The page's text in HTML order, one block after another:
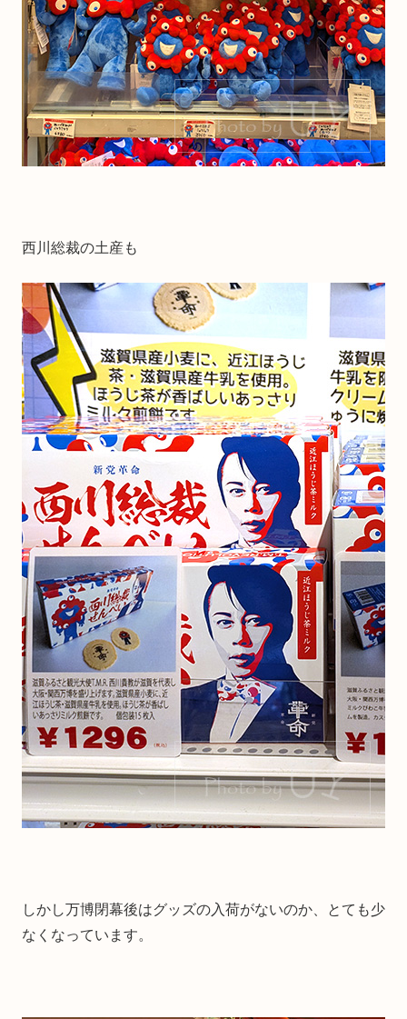
西川総裁の土産も
しかし万博閉幕後はグッズの入荷がないのか、とても少
なくなっています。